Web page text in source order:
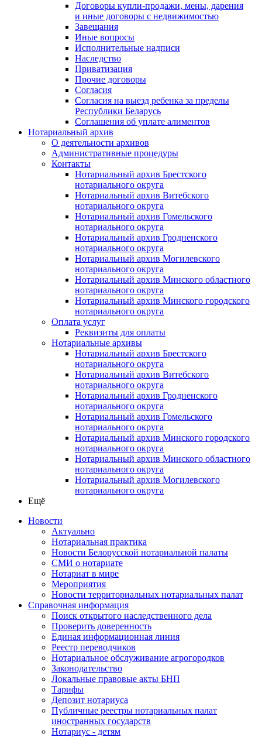
Договоры купли-продажи, мены, дарения
и иные договоры с недвижимостью
Завещания
Иные вопросы
Исполнительные надписи
Наследство
Приватизация
Прочие договоры
Согласия
Согласия на выезд ребенка за пределы
Республики Беларусь
Соглашения об уплате алиментов
Нотариальный архив
О деятельности архивов
Административные процедуры
Контакты
Нотариальный архив Брестского
нотариального округа
Нотариальный архив Витебского
нотариального округа
Нотариальный архив Гомельского
нотариального округа
Нотариальный архив Гродненского
нотариального округа
Нотариальный архив Могилевского
нотариального округа
Нотариальный архив Минского областного
нотариального округа
Нотариальный архив Минского городского
нотариального округа
Оплата услуг
Реквизиты для оплаты
Нотариальные архивы
Нотариальный архив Брестского
нотариального округа
Нотариальный архив Витебского
нотариального округа
Нотариальный архив Гродненского
нотариального округа
Нотариальный архив Гомельского
нотариального округа
Нотариальный архив Минского городского
нотариального округа
Нотариальный архив Минского областного
нотариального округа
Нотариальный архив Могилевского
нотариального округа
Ещё
Новости
Актуально
Нотариальная практика
Новости Белорусской нотариальной палаты
СМИ о нотариате
Нотариат в мире
Мероприятия
Новости территориальных нотариальных палат
Справочная информация
Поиск открытого наследственного дела
Проверить доверенность
Единая информационная линия
Реестр переводчиков
Нотариальное обслуживание агрогородков
Законодательство
Локальные правовые акты БНП
Тарифы
Депозит нотариуса
Публичные реестры нотариальных палат
иностранных государств
Нотариус - детям